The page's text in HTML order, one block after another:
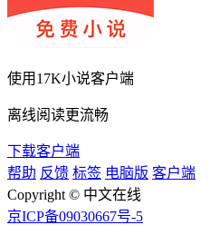
使用 17K小说客户端
离线阅读更流畅
下载客户端
帮助 反馈 标签 电脑版 客户端
Copyright © 中文在线
京ICP备09030667号-5